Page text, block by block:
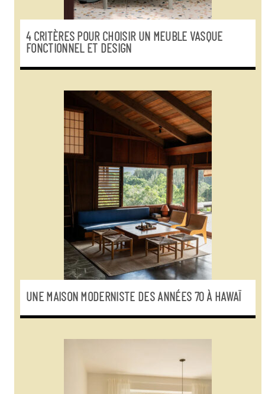
4 CRITÈRES POUR CHOISIR UN MEUBLE VASQUE
FONCTIONNEL ET DESIGN
UNE MAISON MODERNISTE DES ANNÉES 70 À HAWAÏ